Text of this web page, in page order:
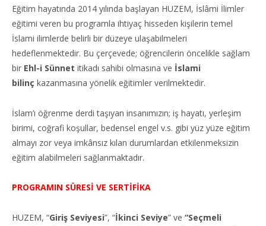
Eğitim hayatında 2014 yılında başlayan HUZEM, İslâmi İlimler
eğitimi veren bu programla ihtiyaç hisseden kişilerin temel
İslami ilimlerde belirli bir düzeye ulaşabilmeleri
hedeflenmektedir. Bu çerçevede; öğrencilerin öncelikle sağlam
bir Ehl-i Sünnet itikadı sahibi olmasına ve İslami
bilinç kazanmasına yönelik eğitimler verilmektedir.
İslam’ı öğrenme derdi taşıyan insanımızın; iş hayatı, yerleşim
birimi, coğrafi koşullar, bedensel engel v.s. gibi yüz yüze eğitim
almayı zor veya imkânsız kılan durumlardan etkilenmeksizin
eğitim alabilmeleri sağlanmaktadır.
PROGRAMIN SÜRESİ VE SERTİFİKA
HUZEM, “Giriş Seviyesi”, “İkinci Seviye” ve “Seçmeli